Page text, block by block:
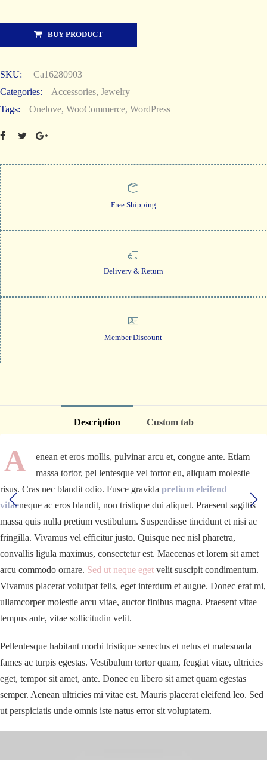
BUY PRODUCT
SKU:
Ca16280903
Categories:
Accessories, Jewelry
Tags:
Onelove, WooCommerce, WordPress
Free Shipping
Delivery & Return
Member Discount
Description Custom tab
A
enean et eros mollis, pulvinar arcu et, congue ante. Etiam
massa tortor, pel lentesque vel tortor eu, aliquam molestie
risus. Cras nec blandit odio. Fusce gravida pretium eleifend
vitaeneque ac eros blandit, non tristique dui aliquet. Praesent sagittis
massa quis nulla pretium vestibulum. Suspendisse tincidunt et nisi ac
fringilla. Vivamus vel efficitur justo. Quisque nec nisl pharetra,
convallis ligula maximus, consectetur est. Maecenas et lorem sit amet
arcu commodo ornare. Sed ut neque eget velit suscipit condimentum.
Vivamus placerat volutpat felis, eget interdum et augue. Donec erat mi,
ullamcorper molestie arcu vitae, auctor finibus magna. Praesent vitae
tempus ante, vitae sollicitudin velit.
Pellentesque habitant morbi tristique senectus et netus et malesuada
fames ac turpis egestas. Vestibulum tortor quam, feugiat vitae, ultricies
eget, tempor sit amet, ante. Donec eu libero sit amet quam egestas
semper. Aenean ultricies mi vitae est. Mauris placerat eleifend leo. Sed
ut perspiciatis unde omnis iste natus error sit voluptatem.